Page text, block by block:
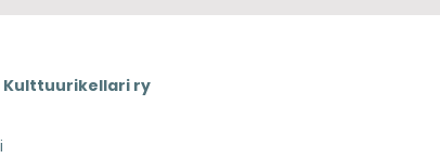
Kulttuurikellari ry